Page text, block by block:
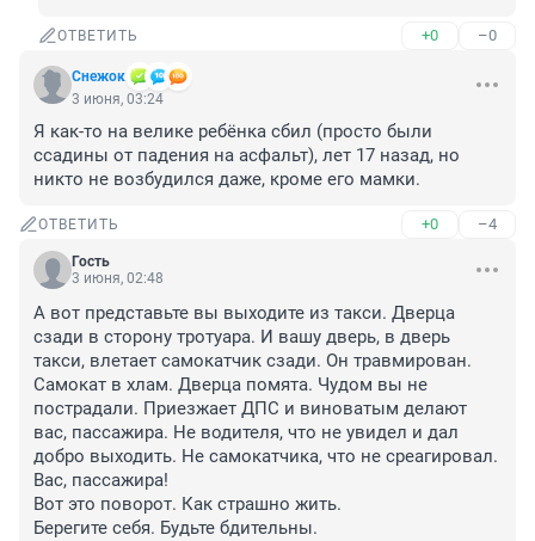
ОТВЕТИТЬ +0 –0
Снежoк
3 июня, 03:24
Я как-то на велике ребёнка сбил (просто были
ссадины от падения на асфальт), лет 17 назад, но
никто не возбудился даже, кроме его мамки.
ОТВЕТИТЬ +0 –4
Гость
3 июня, 02:48
А вот представьте вы выходите из такси. Дверца
сзади в сторону тротуара. И вашу дверь, в дверь
такси, влетает самокатчик сзади. Он травмирован.
Самокат в хлам. Дверца помята. Чудом вы не
пострадали. Приезжает ДПС и виноватым делают
вас, пассажира. Не водителя, что не увидел и дал
добро выходить. Не самокатчика, что не среагировал.
Вас, пассажира!
Вот это поворот. Как страшно жить.
Берегите себя. Будьте бдительны.